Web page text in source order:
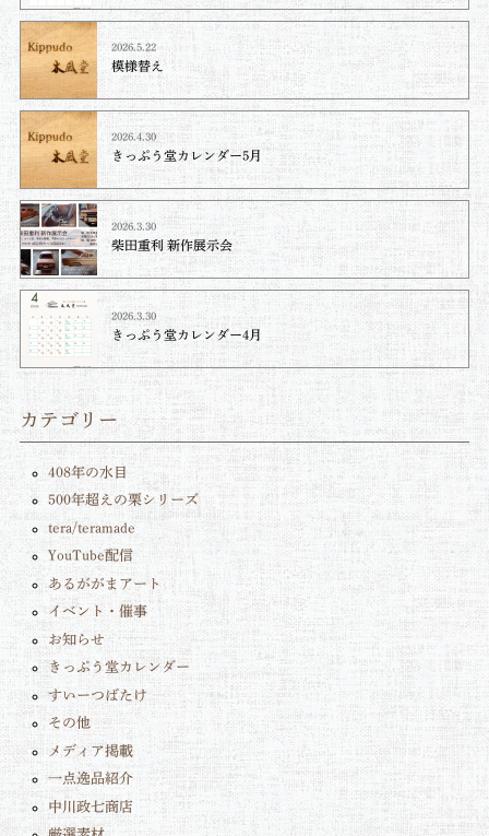
2026.5.22
模様替え
2026.4.30
きっぷう堂カレンダー5月
2026.3.30
柴田重利 新作展示会
2026.3.30
きっぷう堂カレンダー4月
カテゴリー
408年の水目
500年超えの栗シリーズ
tera/teramade
YouTube配信
あるががまアート
イベント・催事
お知らせ
きっぷう堂カレンダー
すいーつばたけ
その他
メディア掲載
一点逸品紹介
中川政七商店